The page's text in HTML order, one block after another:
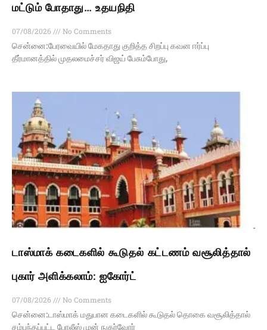
மட்டும் போதாது… உதயநிதி
07/08/2026
No Comments
சென்னை:பேரவையில் மேகதாது குறித்த சிறப்பு கவன ஈர்ப்பு
தீர்மானத்தில் முதலமைச்சர் விஜய் பேசும்போது,
டாஸ்மாக் கடைகளில் கூடுதல் கட்டணம் வசூலித்தால்
புகார் அளிக்கலாம்: ஐகோர்ட்
07/08/2026
No Comments
சென்னை:டாஸ்மாக் மதுபான கடைகளில் கூடுதல் தொகை வசூலித்தால்
சம்பந்தப்பட்ட போலீஸ் முன் நுகர்வோர்